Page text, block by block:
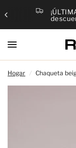
Hogar / Chaqueta